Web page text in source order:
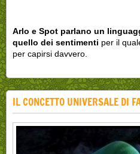
Arlo e Spot parlano un
quello dei sentimenti per il
per capirsi davvero.
IL CONCETTO UNIVERSALE DI